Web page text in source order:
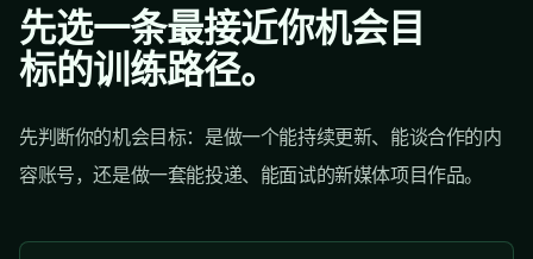
先选一条最接近你机会目
标的训练路径。
先判断你的机会目标：是做一个能持续更新、能谈合作的内
容账号，还是做一套能投递、能面试的新媒体项目作品。